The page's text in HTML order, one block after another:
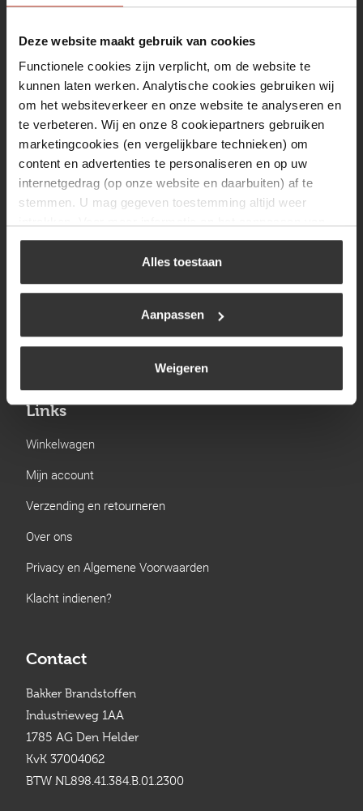
Deze website maakt gebruik van cookies
Functionele cookies zijn verplicht, om de website te
kunnen laten werken. Analytische cookies gebruiken wij
om het websiteverkeer en onze website te analyseren en
te verbeteren. Wij en onze 8 cookiepartners gebruiken
marketingcookies (en vergelijkbare technieken) om
content en advertenties te personaliseren en op uw
internetgedrag (op onze website en daarbuiten) af te
stemmen. U mag gegeven toestemming altijd weer
uw keuze op onze website verwijzen wij u naar ons
Alles toestaan
Aanpassen
Weigeren
08:00 tot 17:00
Vrijdag
08:00 tot 17:00
Zaterdag
09:30 tot 12:00
Zondag
Gesloten
Navigatie
BBQ
Kamperen
Gastechniek
Links
Winkelwagen
Mijn account
Verzending en retourneren
Over ons
Privacy en Algemene Voorwaarden
Klacht indienen?
Contact
Bakker Brandstoffen
Industrieweg 1AA
1785 AG Den Helder
KvK 37004062
BTW NL898.41.384.B.01.2300